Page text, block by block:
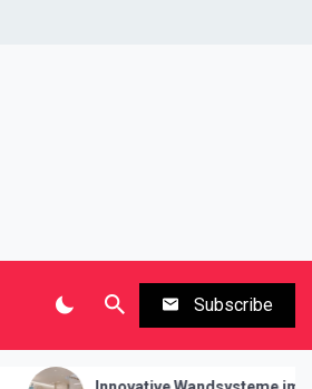
Subscribe